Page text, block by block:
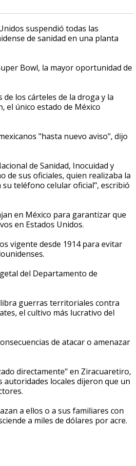
suspendió todas las
de sanidad en una planta
Bowl, la mayor oportunidad de
los cárteles de la droga y la
el único estado de México
"hasta nuevo aviso", dijo
de Sanidad, Inocuidad y
de sus oficiales, quien realizaba la
teléfono celular oficial", escribió
en México para garantizar que
en Estados Unidos.
vigente desde 1914 para evitar
del Departamento de
libra guerras territoriales contra
el cultivo más lucrativo del
de atacar o amenazar
directamente" en Ziracuaretiro,
autoridades locales dijeron que un
a ellos o a sus familiares con
a miles de dólares por acre.